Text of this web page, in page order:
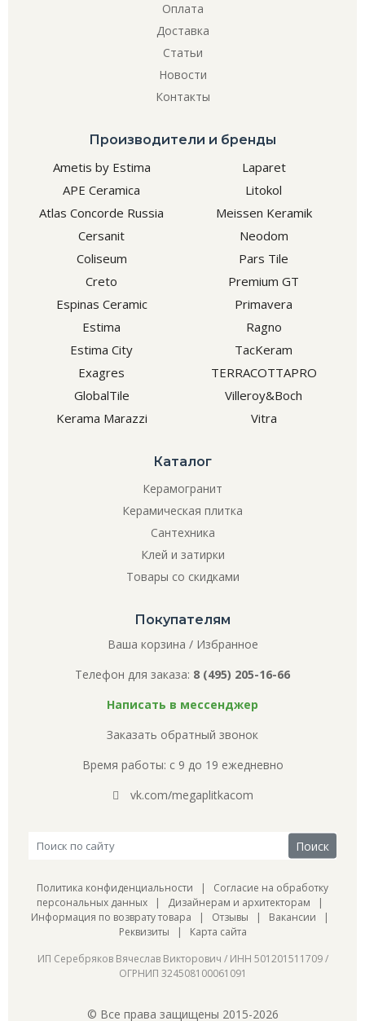
Оплата
Доставка
Статьи
Новости
Контакты
Производители и бренды
Ametis by Estima
APE Ceramica
Atlas Concorde Russia
Cersanit
Coliseum
Creto
Espinas Ceramic
Estima
Estima City
Exagres
GlobalTile
Kerama Marazzi
Laparet
Litokol
Meissen Keramik
Neodom
Pars Tile
Premium GT
Primavera
Ragno
TacKeram
TERRACOTTAPRO
Villeroy&Boch
Vitra
Каталог
Керамогранит
Керамическая плитка
Сантехника
Клей и затирки
Товары со скидками
Покупателям
Ваша корзина / Избранное
Телефон для заказа: 8 (495) 205-16-66
Написать в мессенджер
Заказать обратный звонок
Время работы: с 9 до 19 ежедневно
vk.com/megaplitkacom
Политика конфиденциальности | Согласие на обработку
персональных данных | Дизайнерам и архитекторам |
Информация по возврату товара | Отзывы | Вакансии |
Реквизиты | Карта сайта
ИП Серебряков Вячеслав Викторович / ИНН 501201511709 /
ОГРНИП 324508100061091
© Все права защищены 2015-2026